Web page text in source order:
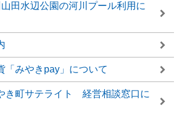
田水辺公園の河川プール利用に
「みやきpay」について
町サテライト 経営相談窓口に